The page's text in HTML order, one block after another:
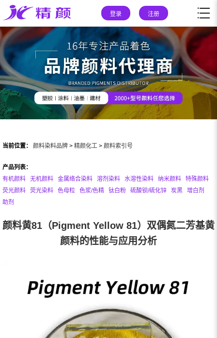
登录 注册
当前位置： 颜料染料品牌 > 精颜化工 > 颜料索引号
产品列表：
有机颜料
无机颜料 金属络合染料 溶剂染料 水溶性染料 纳米颜料
特殊颜料
荧光颜料
荧光染料 色母粒 色浆/色精 钛白粉 硫酸钡/硫化锌 炭黑
增白剂
助剂
颜料黄81（Pigment Yellow 81）双偶氮二芳基黄
颜料的性能与应用分析